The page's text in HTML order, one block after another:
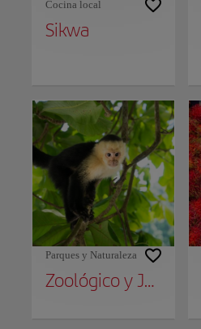
Cocina local
Sikwa
Parques y Naturaleza
Zoológico y Jardín Botánico Simón Bolívar